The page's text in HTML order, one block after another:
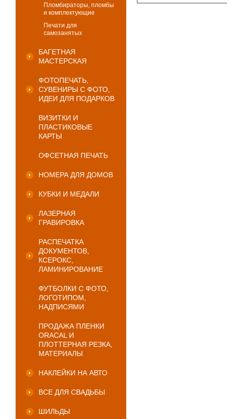
Пломбираторы, пломбы
и комплектующие
Печати для
самозанятых
БАГЕТНАЯ
МАСТЕРСКАЯ
ФОТОПЕЧАТЬ,
СУВЕНИРЫ С ФОТО,
ИДЕИ ДЛЯ ПОДАРКОВ
ВИЗИТКИ И
ПЛАСТИКОВЫЕ
КАРТЫ
ОФСЕТНАЯ ПЕЧАТЬ
НОМЕРА ДЛЯ ДОМОВ
КУБКИ И МЕДАЛИ
ЛАЗЕРНАЯ
ГРАВИРОВКА
РАСПЕЧАТКА
ДОКУМЕНТОВ,
КСЕРОКС,
ЛАМИНИРОВАНИЕ
ФУТБОЛКИ С ФОТО,
ЛОГОТИПОМ,
НАДПИСЯМИ
ПРОДАЖА ПЛЕНКИ
ORACAL И
ПЛОТТЕРНАЯ РЕЗКА,
МАТЕРИАЛЫ
НАКЛЕЙКИ НА АВТО
ВСЕ ДЛЯ СВАДЬБЫ
ШИЛЬДЫ